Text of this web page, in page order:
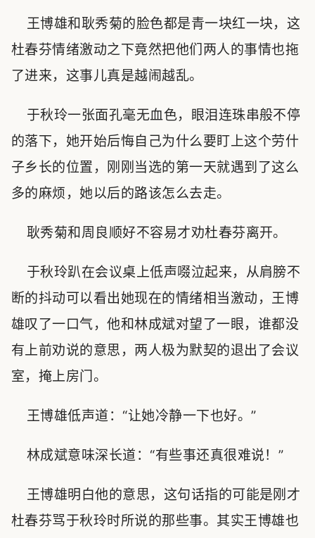
王博雄和耿秀菊的脸色都是青一块红一块，这
杜春芬情绪激动之下竟然把他们两人的事情也拖
了进来，这事儿真是越闹越乱。
于秋玲一张面孔毫无血色，眼泪连珠串般不停
的落下，她开始后悔自己为什么要盯上这个劳什
子乡长的位置，刚刚当选的第一天就遇到了这么
多的麻烦，她以后的路该怎么去走。
耿秀菊和周良顺好不容易才劝杜春芬离开。
于秋玲趴在会议桌上低声啜泣起来，从肩膀不
断的抖动可以看出她现在的情绪相当激动，王博
雄叹了一口气，他和林成斌对望了一眼，谁都没
有上前劝说的意思，两人极为默契的退出了会议
室，掩上房门。
王博雄低声道：“让她冷静一下也好。”
林成斌意味深长道：“有些事还真很难说！”
王博雄明白他的意思，这句话指的可能是刚才
杜春芬骂于秋玲时所说的那些事。其实王博雄也